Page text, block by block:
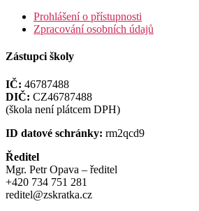
Prohlášení o přístupnosti
Zpracování osobních údajů
Zástupci školy
IČ: 46787488
DIČ: CZ46787488
(škola není plátcem DPH)
ID datové schránky: rm2qcd9
Ředitel
Mgr. Petr Opava – ředitel
+420 734 751 281
reditel@zskratka.cz